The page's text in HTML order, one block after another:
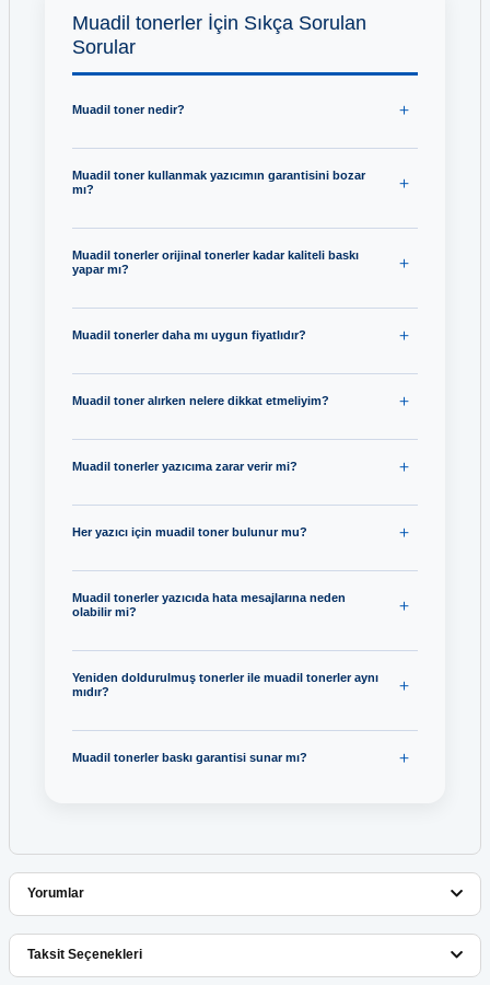
Muadil tonerler İçin Sıkça Sorulan
Sorular
Muadil toner nedir?
Muadil toner kullanmak yazıcımın garantisini bozar
mı?
Muadil tonerler orijinal tonerler kadar kaliteli baskı
yapar mı?
Muadil tonerler daha mı uygun fiyatlıdır?
Muadil toner alırken nelere dikkat etmeliyim?
Muadil tonerler yazıcıma zarar verir mi?
Her yazıcı için muadil toner bulunur mu?
Muadil tonerler yazıcıda hata mesajlarına neden
olabilir mi?
Yeniden doldurulmuş tonerler ile muadil tonerler aynı
mıdır?
Muadil tonerler baskı garantisi sunar mı?
Yorumlar
Taksit Seçenekleri